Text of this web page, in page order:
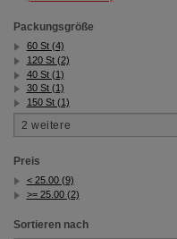
Statistik & Tracking:
Informationen über die
unserer Website
Website weiter für Sie
auf unserer Website
Drittseiten möglichst
Bitte beachten Sie,
Dritte wie z.B. Google
Packungsgröße
60 St (4)
120 St (2)
40 St (1)
30 St (1)
150 St (1)
Preis
< 25.00 (9)
>= 25.00 (2)
Sortieren nach